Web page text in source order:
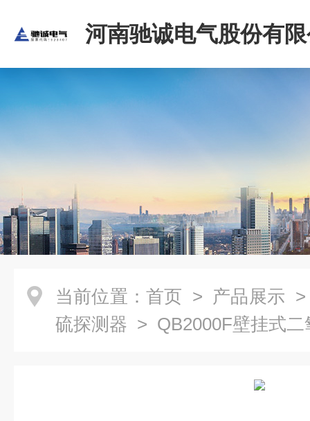
河南驰诚电气股份有
当前位置： 首页 > 产品展示
硫探测器 > QB2000F壁挂式二